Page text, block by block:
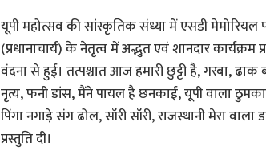
यूपी महोत्सव की सांस्कृतिक संध्या में एसडी मेमोरियल
(प्रधानाचार्य) के नेतृत्व में अद्भुत एवं शानदार
वंदना से हुई। तत्पश्चात आज हमारी छुट्टी है, गरबा,
नृत्य, फनी डांस, मैंने पायल है छनकाई, यूपी वाला
पिंगा नगाड़े संग ढोल, सॉरी सॉरी, राजस्थानी मेरा
प्रस्तुति दी।